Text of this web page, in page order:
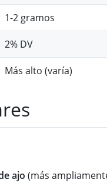
1-2 gramos
2% DV
Más alto (varía)
ajo (más